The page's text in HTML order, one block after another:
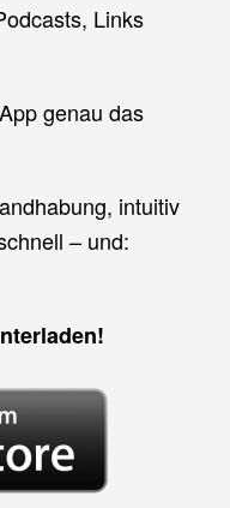
Links
genau das
intuitiv
– und: